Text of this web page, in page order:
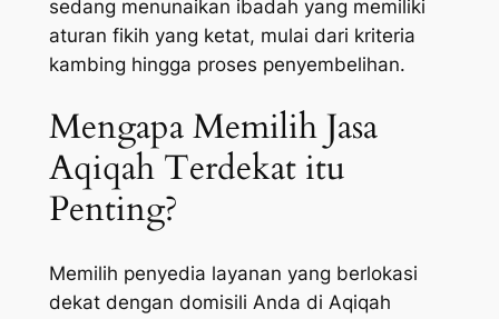
sedang menunaikan ibadah yang memiliki
aturan fikih yang ketat, mulai dari kriteria
kambing hingga proses penyembelihan.
Mengapa Memilih Jasa
Aqiqah Terdekat itu
Penting?
Memilih penyedia layanan yang berlokasi
dekat dengan domisili Anda di Aqiqah